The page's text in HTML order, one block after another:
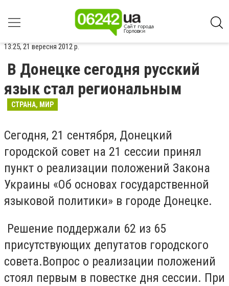
13:25, 21 вересня 2012 р.
В Донецке сегодня русский
язык стал региональным
СТРАНА, МИР
Сегодня, 21 сентября, Донецкий
городской совет на 21 сессии принял
пункт о реализации положений Закона
Украины «Об основах государственной
языковой политики» в городе Донецке.
Решение поддержали 62 из 65
присутствующих депутатов городского
совета.Вопрос о реализации положений
стоял первым в повестке дня сессии. При